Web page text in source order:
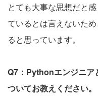
とても大事な思想だと
ているとは言えないた
ると思っています。
Q7：Pythonエンジニア
ついてお教えください。